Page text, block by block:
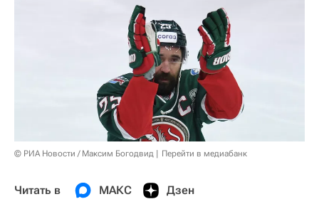
© РИА Новости / Максим Богодвид Перейти в медиабанк
Читать в МАКС Дзен